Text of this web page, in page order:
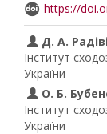
https://
Д. А.
Інститут
України
О. Б.
Інститут
України